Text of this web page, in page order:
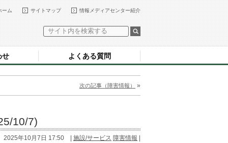
情報メディアセンター紹介
サイトマップ
ーム
せ よくある質問
次の記事（障害情報） »
10/7)
2025年10月7日 17:50 | 施設/サービス 障害情報